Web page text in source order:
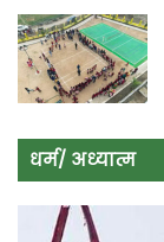
धर्म/ अध्यात्म